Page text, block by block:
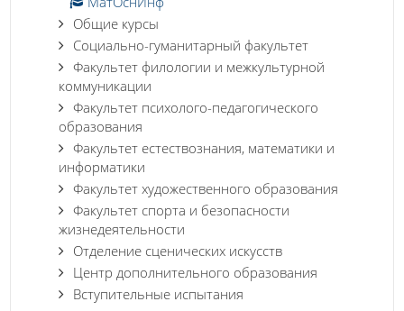
Общие курсы
Социально-гуманитарный факультет
Факультет филологии и межкультурной
коммуникации
Факультет психолого-педагогического
образования
Факультет естествознания, математики и
информатики
Факультет художественного образования
Факультет спорта и безопасности
жизнедеятельности
Отделение сценических искусств
Центр дополнительного образования
Вступительные испытания